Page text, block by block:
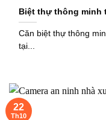
Biệt thự thông minh
Căn biệt thự thông
tại...
22
Th10